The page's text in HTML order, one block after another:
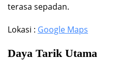
terasa sepadan.
Lokasi : Google Maps
Daya Tarik Utama